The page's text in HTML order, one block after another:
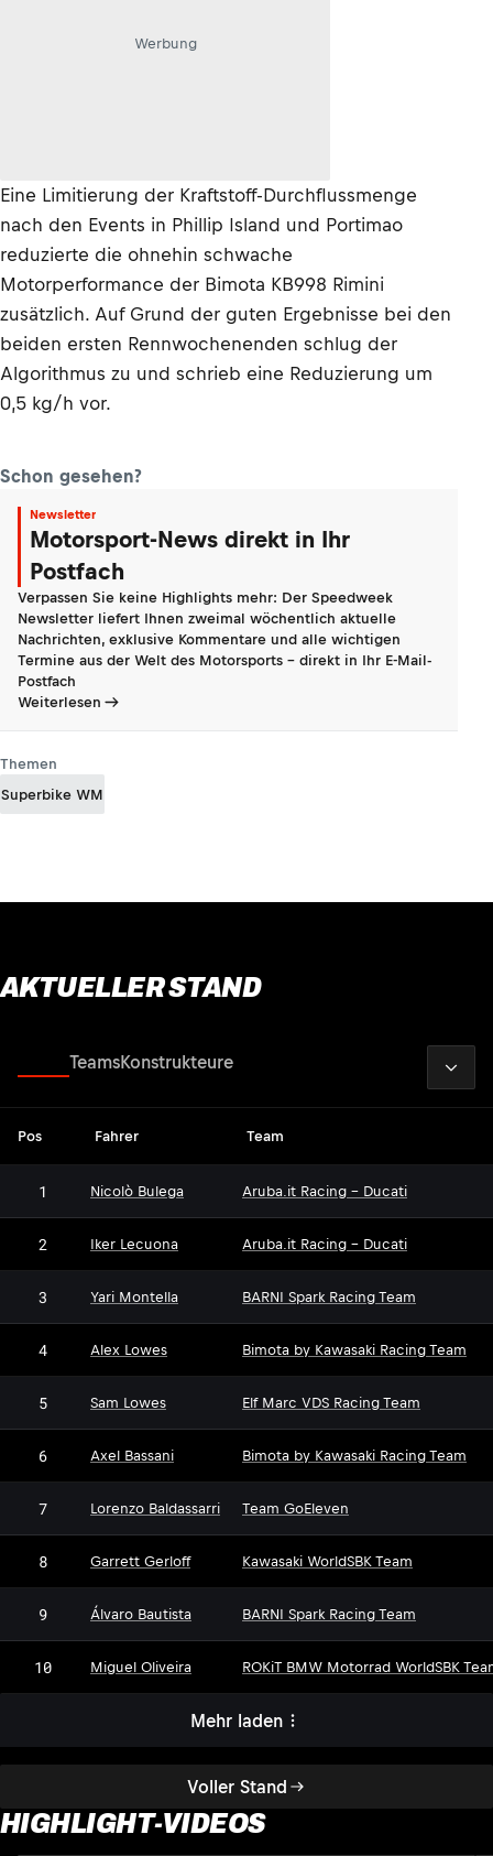
Werbung
Eine Limitierung der Kraftstoff-Durchflussmenge
nach den Events in Phillip Island und Portimao
reduzierte die ohnehin schwache
Motorperformance der Bimota KB998 Rimini
zusätzlich. Auf Grund der guten Ergebnisse bei den
beiden ersten Rennwochenenden schlug der
Algorithmus zu und schrieb eine Reduzierung um
0,5 kg/h vor.
Schon gesehen?
Newsletter
Motorsport-News direkt in Ihr
Postfach
Verpassen Sie keine Highlights mehr: Der Speedweek
Newsletter liefert Ihnen zweimal wöchentlich aktuelle
Nachrichten, exklusive Kommentare und alle wichtigen
Termine aus der Welt des Motorsports - direkt in Ihr E-Mail-
Postfach
Weiterlesen
Themen
Superbike WM
AKTUELLER STAND
Voller Stand
TeamsKonstrukteure
Pos Fahrer Team
1 Nicolò Bulega Aruba.it Racing - Ducati
2 Iker Lecuona Aruba.it Racing - Ducati
3 Yari Montella BARNI Spark Racing Team
4 Alex Lowes Bimota by Kawasaki Racing Team
5 Sam Lowes Elf Marc VDS Racing Team
6 Axel Bassani Bimota by Kawasaki Racing Team
7 Lorenzo Baldassarri Team GoEleven
8 Garrett Gerloff Kawasaki WorldSBK Team
9 Álvaro Bautista BARNI Spark Racing Team
10 Miguel Oliveira ROKiT BMW Motorrad WorldSBK
Mehr laden
HIGHLIGHT-VIDEOS